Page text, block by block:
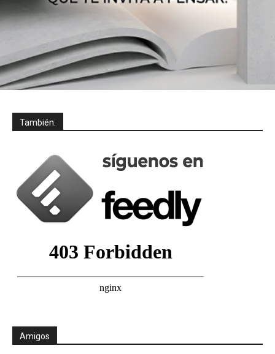
También:
Amigos